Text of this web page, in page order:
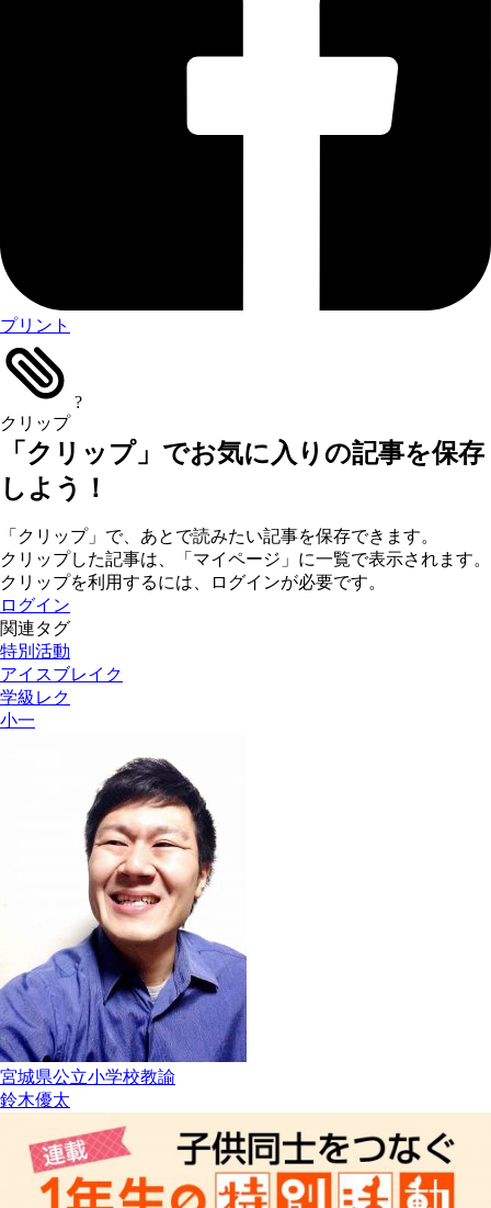
プリント
クリップ
?
「クリップ」でお気に入りの記事を保存
しよう！
「クリップ」で、あとで読みたい記事を保存できます。
クリップした記事は、「マイページ」に一覧で表示されます。
クリップを利用するには、ログインが必要です。
ログイン
関連タグ
特別活動
アイスブレイク
学級レク
小一
宮城県公立小学校教諭
鈴木優太